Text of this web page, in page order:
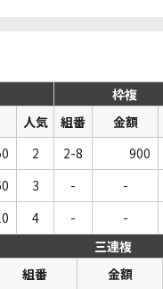
枠複
人気
組番 金額
2 2-8 900
3 - -
4 - -
三連複
組番
金額